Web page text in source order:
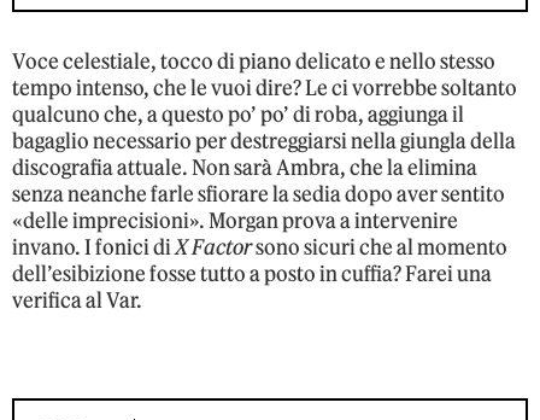
Voce celestiale, tocco di piano delicato e nello stesso
tempo intenso, che le vuoi dire? Le ci vorrebbe soltanto
qualcuno che, a questo po’ po’ di roba, aggiunga il
bagaglio necessario per destreggiarsi nella giungla della
discografia attuale. Non sarà Ambra, che la elimina
senza neanche farle sfiorare la sedia dopo aver sentito
«delle imprecisioni». Morgan prova a intervenire
invano. I fonici diX Factorsono sicuri che al momento
dell’esibizione fosse tutto a posto in cuffia? Farei una
verifica al Var.